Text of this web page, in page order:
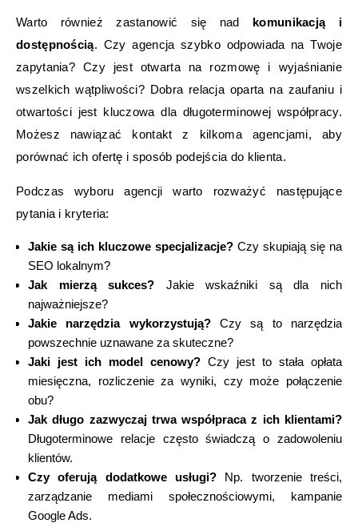
Warto również zastanowić się nad komunikacją i
dostępnością. Czy agencja szybko odpowiada na Twoje
zapytania? Czy jest otwarta na rozmowę i wyjaśnianie
wszelkich wątpliwości? Dobra relacja oparta na zaufaniu i
otwartości jest kluczowa dla długoterminowej współpracy.
Możesz nawiązać kontakt z kilkoma agencjami, aby
porównać ich ofertę i sposób podejścia do klienta.
Podczas wyboru agencji warto rozważyć następujące
pytania i kryteria:
Jakie są ich kluczowe specjalizacje? Czy skupiają się na
SEO lokalnym?
Jak mierzą sukces? Jakie wskaźniki są dla nich
najważniejsze?
Jakie narzędzia wykorzystują?Czy są to narzędzia
powszechnie uznawane za skuteczne?
Jaki jest ich model cenowy? Czy jest to stała opłata
miesięczna, rozliczenie za wyniki, czy może połączenie
obu?
Jak długo zazwyczaj trwa współpraca z ich klientami?
Długoterminowe relacje często świadczą o zadowoleniu
klientów.
Czy oferują dodatkowe usługi? Np. tworzenie treści,
zarządzanie mediami społecznościowymi, kampanie
Google Ads.